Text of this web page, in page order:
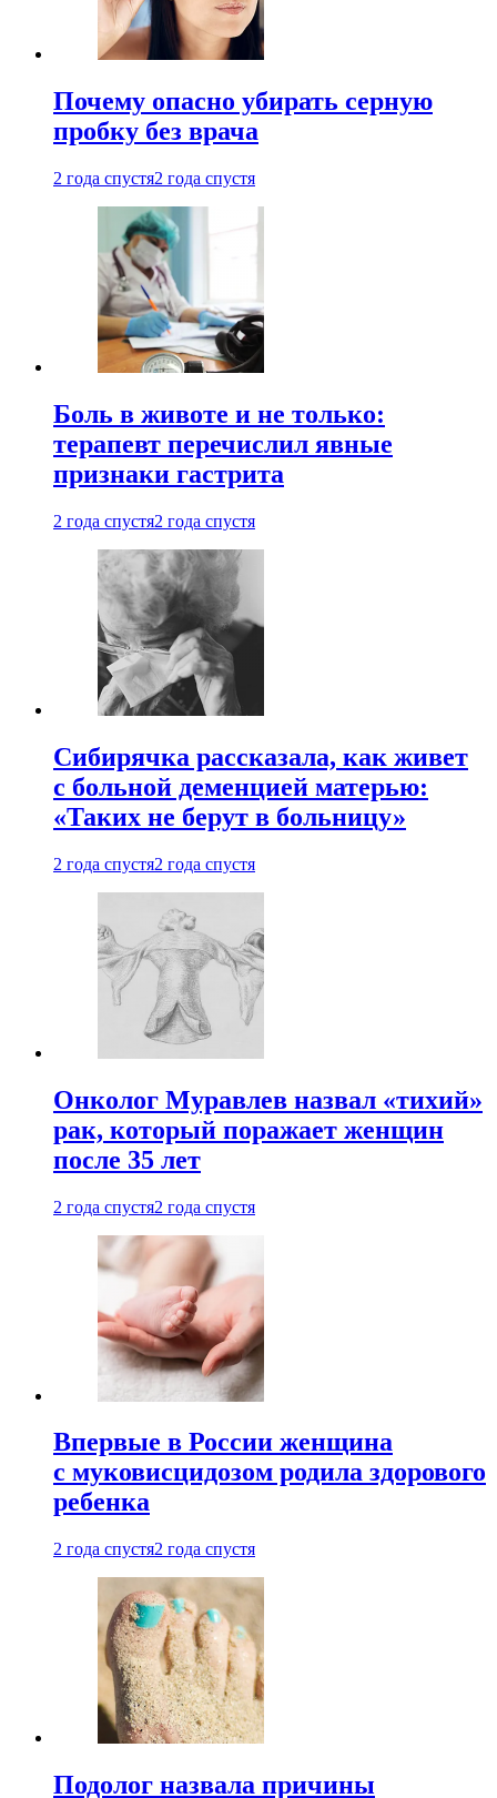
Почему опасно убирать серную
пробку без врача
2 года спустя2 года спустя
Боль в животе и не только:
терапевт перечислил явные
признаки гастрита
2 года спустя2 года спустя
Сибирячка рассказала, как живет
с больной деменцией матерью:
«Таких не берут в больницу»
2 года спустя2 года спустя
Онколог Муравлев назвал «тихий»
рак, который поражает женщин
после 35 лет
2 года спустя2 года спустя
Впервые в России женщина
с муковисцидозом родила здорового
ребенка
2 года спустя2 года спустя
Подолог назвала причины